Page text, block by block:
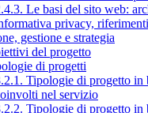
Le basi del sito web:
privacy,
gestione e strategia
del progetto
di progetti
Tipologie di progetto in
nel servizio
Tipologie di progetto in